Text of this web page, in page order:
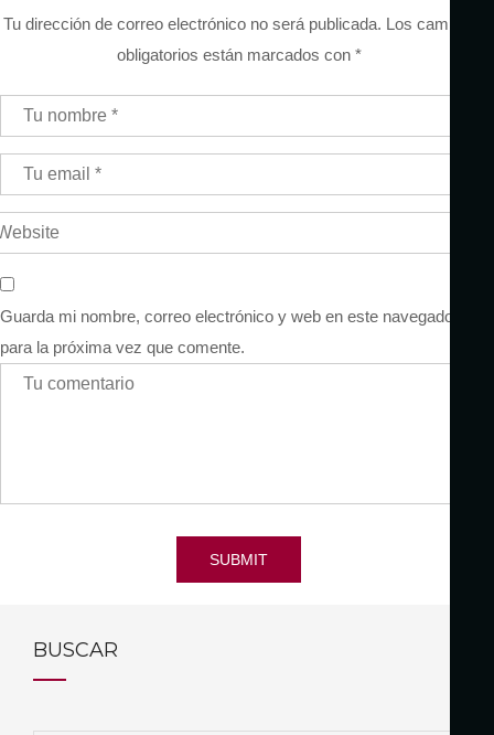
Tu dirección de correo electrónico no será publicada. Los campos
obligatorios están marcados con *
Guarda mi nombre, correo electrónico y web en este navegador
para la próxima vez que comente.
SUBMIT
BUSCAR